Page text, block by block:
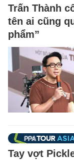
Trấn Thành
tên ai cũng
phẩm”
Tay vợt